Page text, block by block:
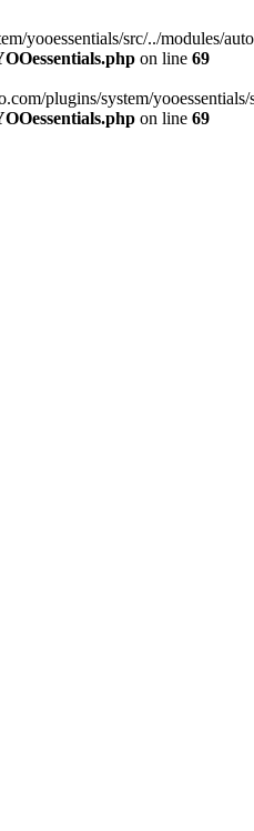
yooessentials/src/../modules/
on line 69
plugins/system/
on line 69